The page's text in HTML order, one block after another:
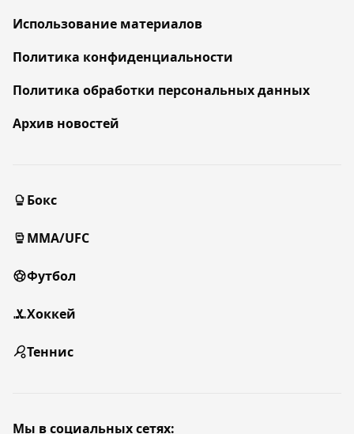
Использование материалов
Политика конфиденциальности
Политика обработки персональных данных
Архив новостей
Бокс
MMA/UFC
Футбол
Хоккей
Теннис
Мы в социальных сетях: